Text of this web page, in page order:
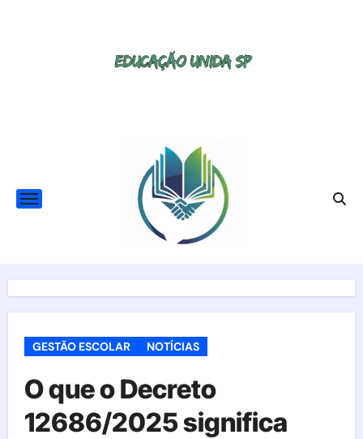
GESTÃO ESCOLAR NOTÍCIAS
O que o Decreto
12686/2025 significa